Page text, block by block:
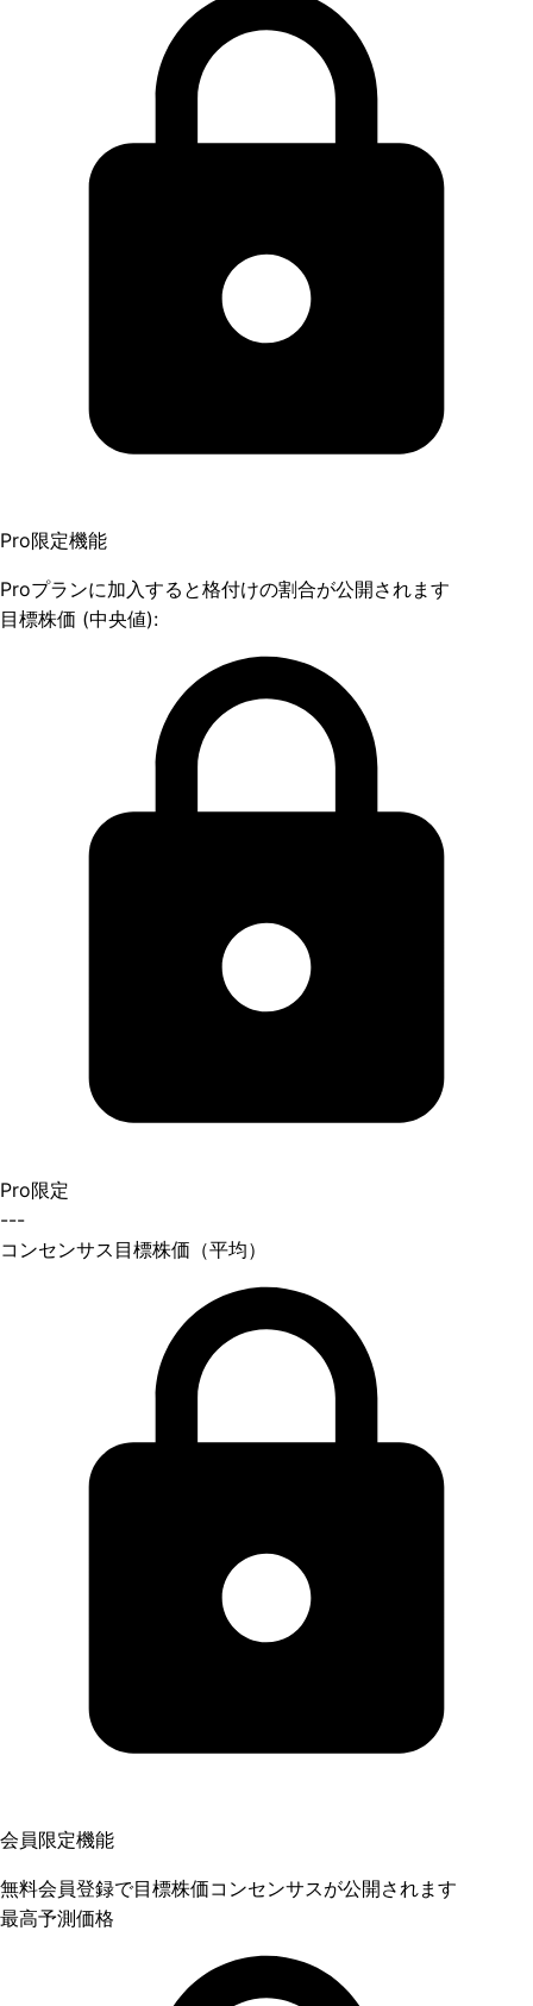
Pro限定機能
Proプランに加入すると格付けの割合が公開されます
目標株価 (中央値):
Pro限定
---
コンセンサス目標株価（平均）
会員限定機能
無料会員登録で目標株価コンセンサスが公開されます
最高予測価格